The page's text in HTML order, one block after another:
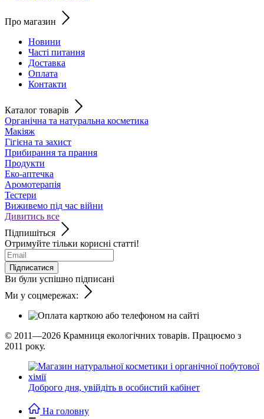
Про магазин
Новини
Часті питання
Доставка
Оплата
Контакти
Каталог товарів
Органічна та натуральна косметика
Макіяж
Гігієна та захист
Прибирання та прання
Продукти
Еко-аптечка
Аромотерапія
Тестери
Виживемо під час війни
Дивитись все
Підпишіться
Отримуйте тільки корисні статті!
Підписатися
Ви були успішно підписані
Ми у соцмережах:
© 2011—2026 Крамниця екологічних товарів. Працюємо з
2011 року.
Доброго дня, увійдіть в особистий кабінет
На головну